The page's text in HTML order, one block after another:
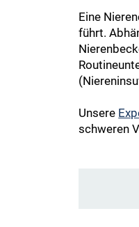
Eine
führt.
Unsere
schweren